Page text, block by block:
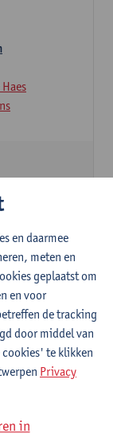
oefenlessen
en daarmee
meten en
geplaatst om
en voor
de tracking
door middel van
te klikken
Privacy
in